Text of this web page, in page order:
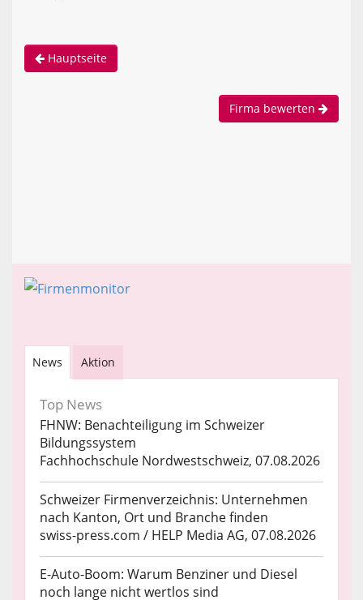
Hauptseite
Firma bewerten
News Aktion
Top News
FHNW: Benachteiligung im Schweizer
Bildungssystem
Fachhochschule Nordwestschweiz, 07.08.2026
Schweizer Firmenverzeichnis: Unternehmen
nach Kanton, Ort und Branche finden
swiss-press.com / HELP Media AG, 07.08.2026
E-Auto-Boom: Warum Benziner und Diesel
noch lange nicht wertlos sind